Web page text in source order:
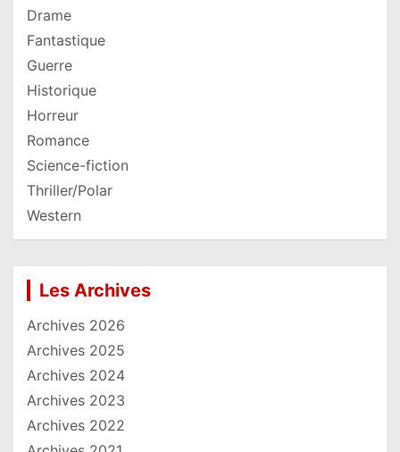
Drame
Fantastique
Guerre
Historique
Horreur
Romance
Science-fiction
Thriller/Polar
Western
Les Archives
Archives 2026
Archives 2025
Archives 2024
Archives 2023
Archives 2022